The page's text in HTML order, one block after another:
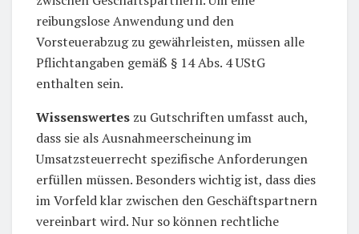
reibungslose Anwendung und den
Vorsteuerabzug zu gewährleisten, müssen alle
Pflichtangaben gemäß § 14 Abs. 4 UStG
enthalten sein.
Wissenswertes zu Gutschriften umfasst auch,
dass sie als Ausnahmeerscheinung im
Umsatzsteuerrecht spezifische Anforderungen
erfüllen müssen. Besonders wichtig ist, dass dies
im Vorfeld klar zwischen den Geschäftspartnern
vereinbart wird. Nur so können rechtliche